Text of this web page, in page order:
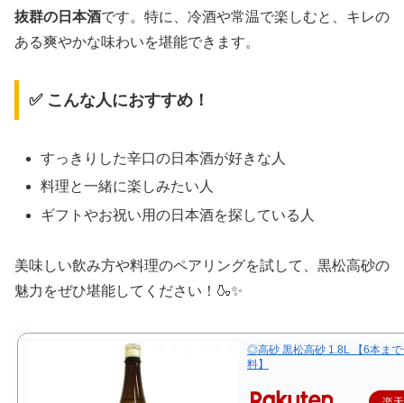
抜群の日本酒です。特に、冷酒や常温で楽しむと、キレの
ある爽やかな味わいを堪能できます。
✅ こんな人におすすめ！
すっきりした辛口の日本酒が好きな人
料理と一緒に楽しみたい人
ギフトやお祝い用の日本酒を探している人
美味しい飲み方や料理のペアリングを試して、黒松高砂の
魅力をぜひ堪能してください！🍶✨
◎高砂 黒松高砂 1.8L 【6本まで
料】